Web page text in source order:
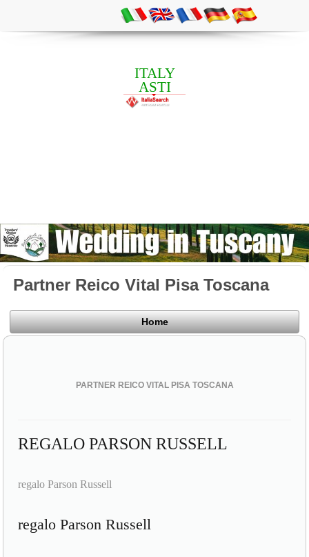
ITALY
ASTI
Partner Reico Vital Pisa Toscana
Home
PARTNER REICO VITAL PISA TOSCANA
REGALO PARSON RUSSELL
regalo Parson Russell
regalo Parson Russell